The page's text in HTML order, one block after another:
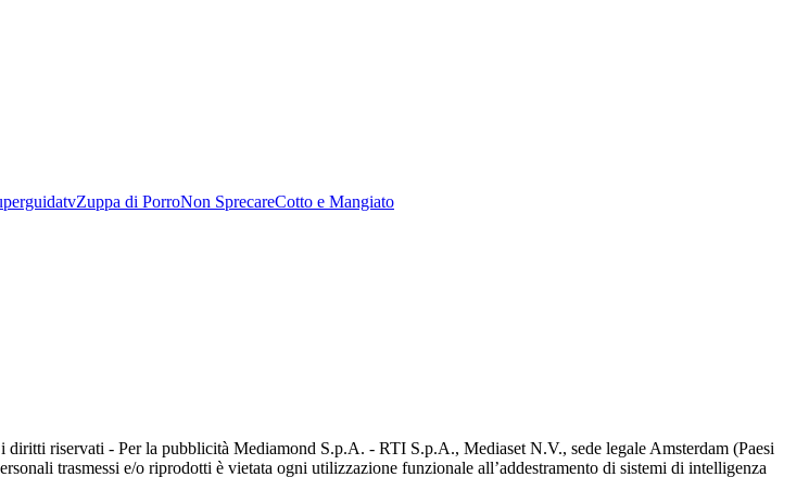
Zuppa di PorroNon SprecareCotto e Mangiato
riservati - Per la pubblicità Mediamond S.p.A. - RTI S.p.A., Mediaset N.V., sede legale Amsterdam (Paesi
trasmessi e/o riprodotti è vietata ogni utilizzazione funzionale all’addestramento di sistemi di intelligenza